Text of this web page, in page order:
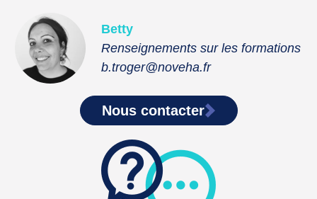
Betty
Renseignements sur les formations
b.troger@noveha.fr
Nous contacter